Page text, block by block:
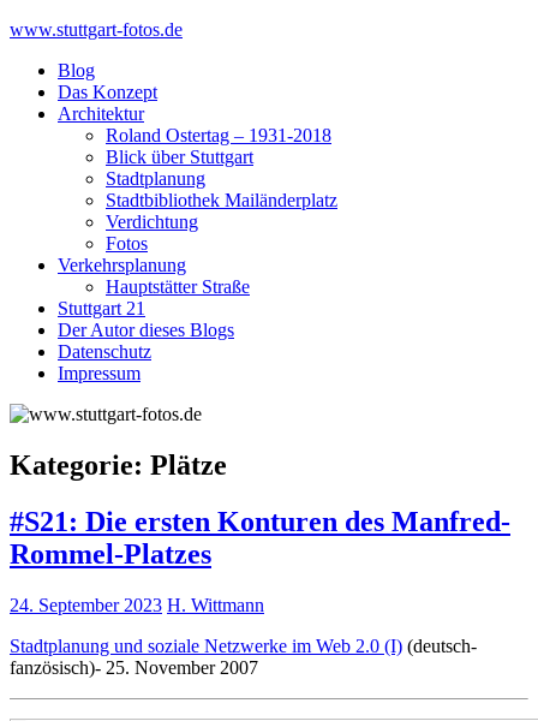
Skip
content
www.stuttgart-fotos.de
Blog
Das Konzept
Architektur
Roland Ostertag – 1931-2018
Blick über Stuttgart
Stadtplanung
Stadtbibliothek Mailänderplatz
Verdichtung
Fotos
Verkehrsplanung
Hauptstätter Straße
Stuttgart 21
Der Autor dieses Blogs
Datenschutz
Impressum
Kategorie: Plätze
#S21: Die ersten Konturen des Manfred-
Rommel-Platzes
24. September 2023 H. Wittmann
Stadtplanung und soziale Netzwerke im Web 2.0 (I) (deutsch-
fanzösisch)- 25. November 2007